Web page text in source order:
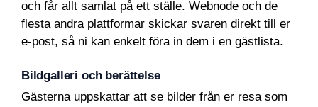
och får allt samlat på ett ställe. Webnode och de
flesta andra plattformar skickar svaren direkt till er
e-post, så ni kan enkelt föra in dem i en gästlista.
Bildgalleri och berättelse
Gästerna uppskattar att se bilder från er resa som